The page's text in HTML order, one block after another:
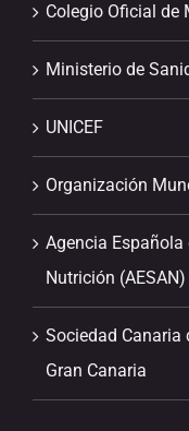
Colegio Oficial de
Ministerio de
UNICEF
Organización
Agencia
Nutrición (AESAN)
Sociedad Canaria
Gran Canaria